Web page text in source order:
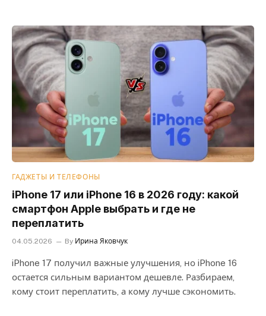
ГАДЖЕТЫ И ТЕЛЕФОНЫ
iPhone 17 или iPhone 16 в 2026 году: какой
смартфон Apple выбрать и где не
переплатить
04.05.2026 By Ирина Яковчук
iPhone 17 получил важные улучшения, но iPhone 16
остается сильным вариантом дешевле. Разбираем,
кому стоит переплатить, а кому лучше сэкономить.